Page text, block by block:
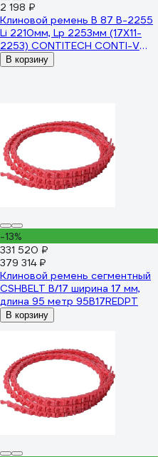
2 198 ₽
Клиновой ремень B 87 B-2255
Li 2210мм, Lp 2253мм (17X11-
2253) CONTITECH CONTI-V
B87CONTI
В корзину
-13%
331 520 ₽
379 314 ₽
Клиновой ремень сегментный
CSHBELT B/17 ширина 17 мм,
длина 95 метр 95B17REDPT
В корзину